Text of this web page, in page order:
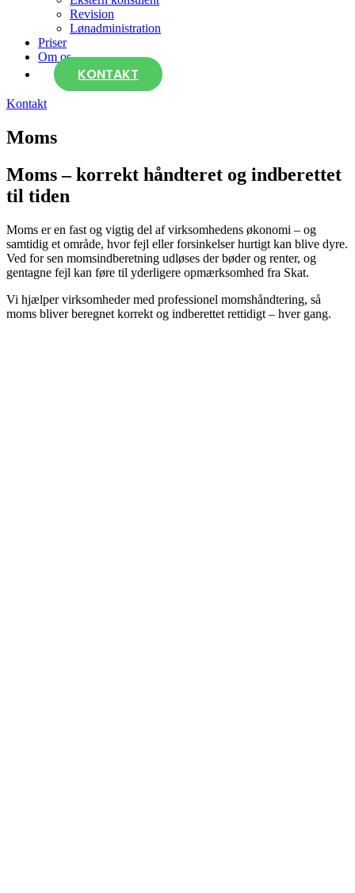
Revision
Lønadministration
Priser
Om os
KONTAKT
Kontakt
Moms
Moms – korrekt håndteret og indberettet
til tiden
Moms er en fast og vigtig del af virksomhedens økonomi – og
samtidig et område, hvor fejl eller forsinkelser hurtigt kan blive dyre.
Ved for sen momsindberetning udløses der bøder og renter, og
gentagne fejl kan føre til yderligere opmærksomhed fra Skat.
Vi hjælper virksomheder med professionel momshåndtering, så
moms bliver beregnet korrekt og indberettet rettidigt – hver gang.